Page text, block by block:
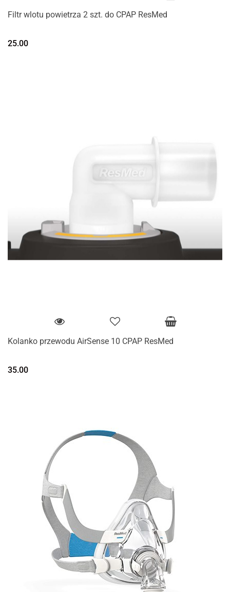
Filtr wlotu powietrza 2 szt. do CPAP ResMed
25.00
Kolanko przewodu AirSense 10 CPAP ResMed
35.00